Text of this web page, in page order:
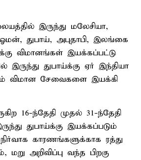
இருந்து மலேசியா,
துபாய், அபுதாபி, இலங்கை
விமானங்கள் இயக்கப்பட்டு
இருந்து துபாய்க்கு ஏர் இந்தியா
விமான சேவைகளை இயக்கி
16-ந்தேதி முதல் 31-ந்தேதி
துபாய்க்கு இயக்கப்படும்
காரணங்களுக்காக ரத்து
மறு அறிவிப்பு வந்த பிறகு